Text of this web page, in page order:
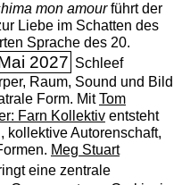
mon amourführt der
Liebe im Schatten des
Sprache des 20.
2027 Schleef
Raum, Sound und Bild
Form. MitTom
Farn Kollektiventsteht
kollektive Autorenschaft,
Meg Stuart
eine zentrale